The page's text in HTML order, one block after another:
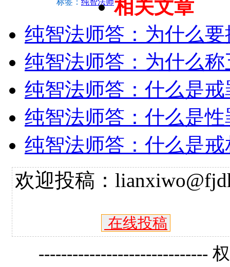
相关文章
纯智法师答：为什么
纯智法师答：为什么
纯智法师答：什么是戒
纯智法师答：什么是性
纯智法师答：什么是戒
欢迎投稿：
在线投稿
------------------------------